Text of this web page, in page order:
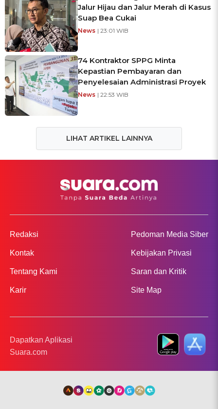
Jalur Hijau dan Jalur Merah di Kasus
Suap Bea Cukai
News | 23:01 WIB
74 Kontraktor SPPG Minta
Kepastian Pembayaran dan
Penyelesaian Administrasi Proyek
News | 22:53 WIB
LIHAT ARTIKEL LAINNYA
Redaksi
Kontak
Tentang Kami
Karir
Pedoman Media Siber
Kebijakan Privasi
Saran dan Kritik
Site Map
Dapatkan Aplikasi
Suara.com